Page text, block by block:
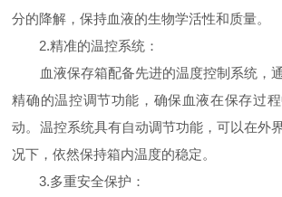
分的降解，保持血液的生物学活性和质量。
2.精准的温控系统：
血液保存箱配备先进的温度控制系统，
精确的温控调节功能，确保血液在保存过
动。温控系统具有自动调节功能，可以在外
况下，依然保持箱内温度的稳定。
3.多重安全保护：